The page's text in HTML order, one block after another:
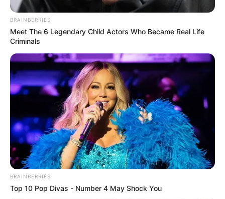
BRAINBERRIES
Meet The 6 Legendary Child Actors Who Became Real Life
Criminals
BRAINBERRIES
Top 10 Pop Divas - Number 4 May Shock You